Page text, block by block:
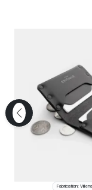
Fabrication: